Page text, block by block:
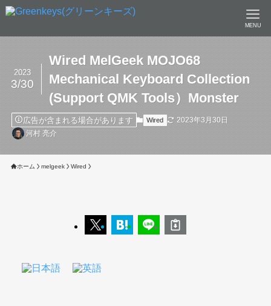
MENU
Wired MelGeek MOJO68
Mechanical Keyboard Collection
(Support QMK Tools）Monster
2023
3/30
広告が含まれる場合があります Wired
2023年3月30日
河村 亮介
ホーム melgeek Wired